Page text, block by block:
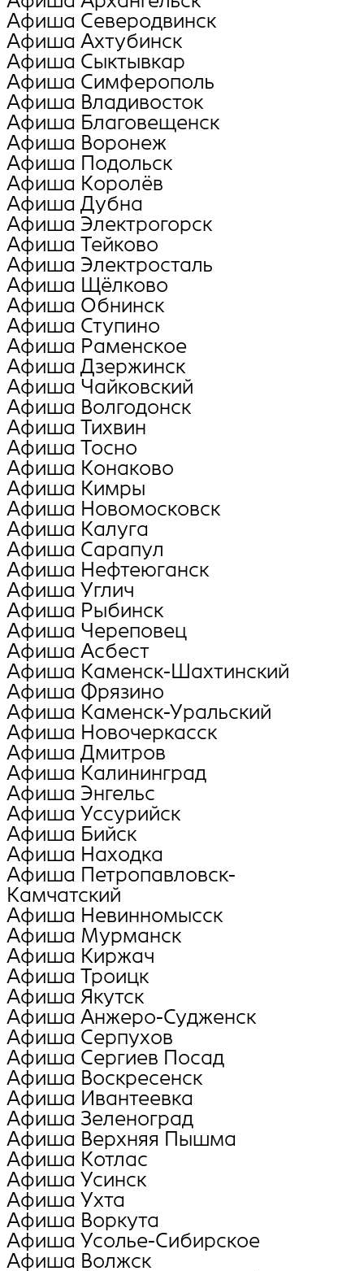
Афиша Северодвинск
Афиша Ахтубинск
Афиша Сыктывкар
Афиша Симферополь
Афиша Владивосток
Афиша Благовещенск
Афиша Воронеж
Афиша Подольск
Афиша Королёв
Афиша Дубна
Афиша Электрогорск
Афиша Тейково
Афиша Электросталь
Афиша Щёлково
Афиша Обнинск
Афиша Ступино
Афиша Раменское
Афиша Дзержинск
Афиша Чайковский
Афиша Волгодонск
Афиша Тихвин
Афиша Тосно
Афиша Конаково
Афиша Кимры
Афиша Новомосковск
Афиша Калуга
Афиша Сарапул
Афиша Нефтеюганск
Афиша Углич
Афиша Рыбинск
Афиша Череповец
Афиша Асбест
Афиша Каменск-Шахтинский
Афиша Фрязино
Афиша Каменск-Уральский
Афиша Новочеркасск
Афиша Дмитров
Афиша Калининград
Афиша Энгельс
Афиша Уссурийск
Афиша Бийск
Афиша Находка
Афиша Петропавловск-
Камчатский
Афиша Невинномысск
Афиша Мурманск
Афиша Киржач
Афиша Троицк
Афиша Якутск
Афиша Анжеро-Судженск
Афиша Серпухов
Афиша Сергиев Посад
Афиша Воскресенск
Афиша Ивантеевка
Афиша Зеленоград
Афиша Верхняя Пышма
Афиша Котлас
Афиша Усинск
Афиша Ухта
Афиша Воркута
Афиша Усолье-Сибирское
Афиша Волжск